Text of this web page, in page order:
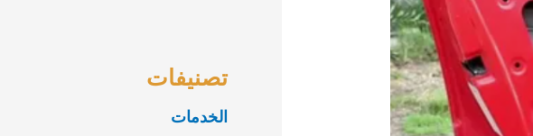
تصنيفات
الخدمات